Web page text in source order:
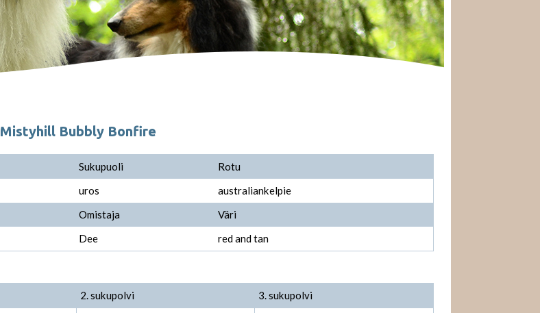
Mistyhill Bubbly Bonfire
Sukupuoli
Rotu
uros
australiankelpie
Omistaja
Väri
Dee
red and tan
2. sukupolvi 3. sukupolvi